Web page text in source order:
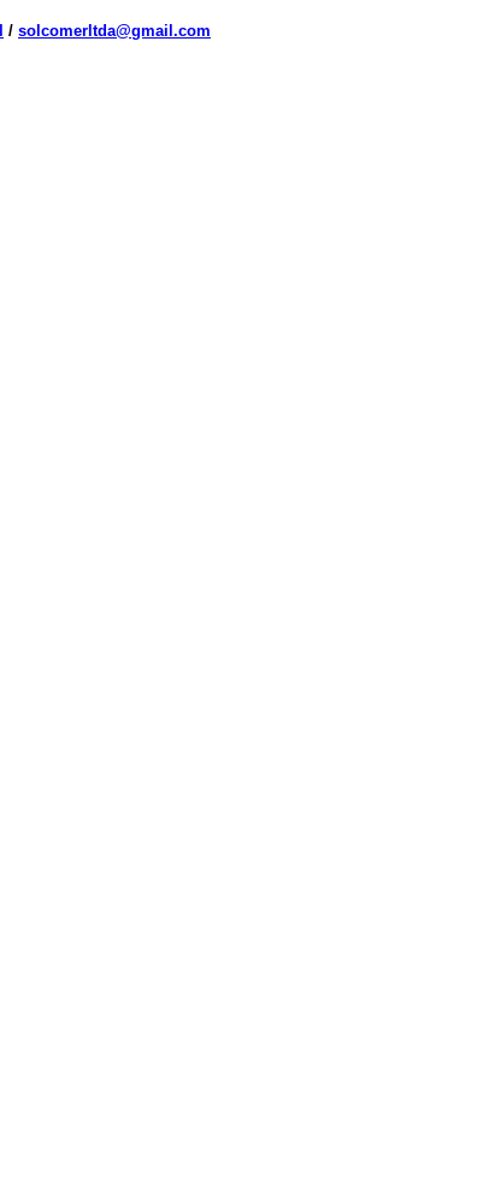
/ solcomerltda@gmail.com